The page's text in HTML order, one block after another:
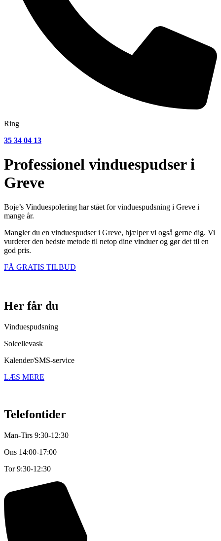
Ring
35 34 04 13
Professionel vinduespudser i
Greve
Boje’s Vinduespolering har stået for vinduespudsning i Greve i
mange år.
Mangler du en vinduespudser i Greve, hjælper vi også gerne dig. Vi
vurderer den bedste metode til netop dine vinduer og gør det til en
god pris.
FÅ GRATIS TILBUD
Her får du
Vinduespudsning
Solcellevask
Kalender/SMS-service
LÆS MERE
Telefontider
Man-Tirs 9:30-12:30
Ons 14:00-17:00
Tor9:30-12:30